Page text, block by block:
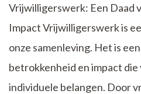
Vrijwilligerswerk: Een Daad
Impact Vrijwilligerswerk is
onze samenleving. Het is
betrokkenheid en impact
individuele belangen. Door